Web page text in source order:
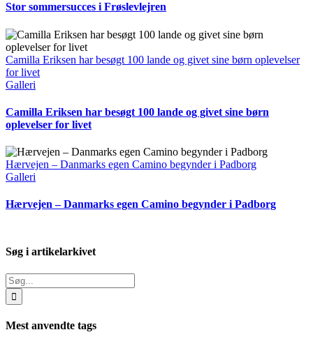
Stor sommersucces i Frøslevlejren
Camilla Eriksen har besøgt 100 lande og givet sine børn oplevelser
for livet
Galleri
Camilla Eriksen har besøgt 100 lande og givet sine børn
oplevelser for livet
Hærvejen – Danmarks egen Camino begynder i Padborg
Galleri
Hærvejen – Danmarks egen Camino begynder i Padborg
Søg i artikelarkivet
Søg
efter:
Mest anvendte tags